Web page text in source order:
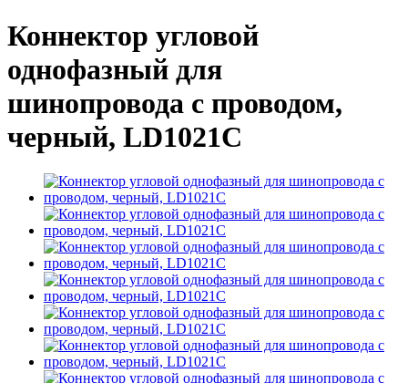
Коннектор угловой
однофазный для
шинопровода с проводом,
черный, LD1021C